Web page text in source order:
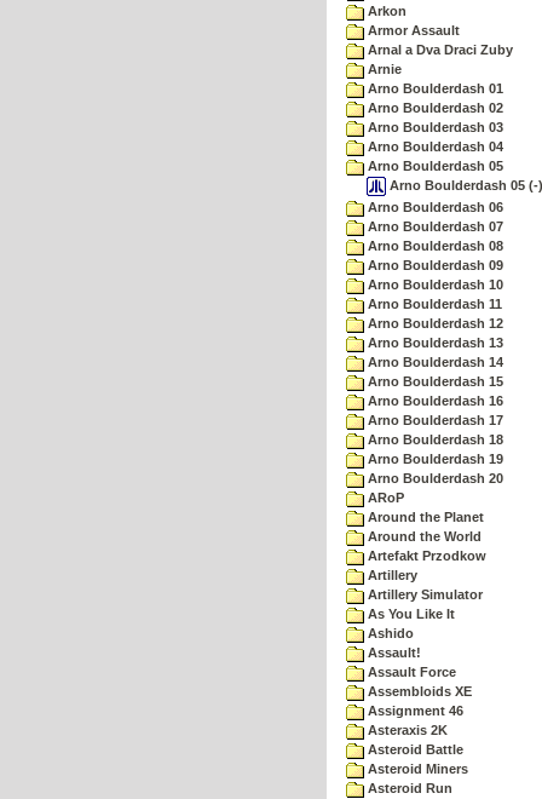
Arkon
Armor Assault
Arnal a Dva Draci Zuby
Arnie
Arno Boulderdash 01
Arno Boulderdash 02
Arno Boulderdash 03
Arno Boulderdash 04
Arno Boulderdash 05
Arno Boulderdash 05 (-
Arno Boulderdash 06
Arno Boulderdash 07
Arno Boulderdash 08
Arno Boulderdash 09
Arno Boulderdash 10
Arno Boulderdash 11
Arno Boulderdash 12
Arno Boulderdash 13
Arno Boulderdash 14
Arno Boulderdash 15
Arno Boulderdash 16
Arno Boulderdash 17
Arno Boulderdash 18
Arno Boulderdash 19
Arno Boulderdash 20
ARoP
Around the Planet
Around the World
Artefakt Przodkow
Artillery
Artillery Simulator
As You Like It
Ashido
Assault!
Assault Force
Assembloids XE
Assignment 46
Asteraxis 2K
Asteroid Battle
Asteroid Miners
Asteroid Run